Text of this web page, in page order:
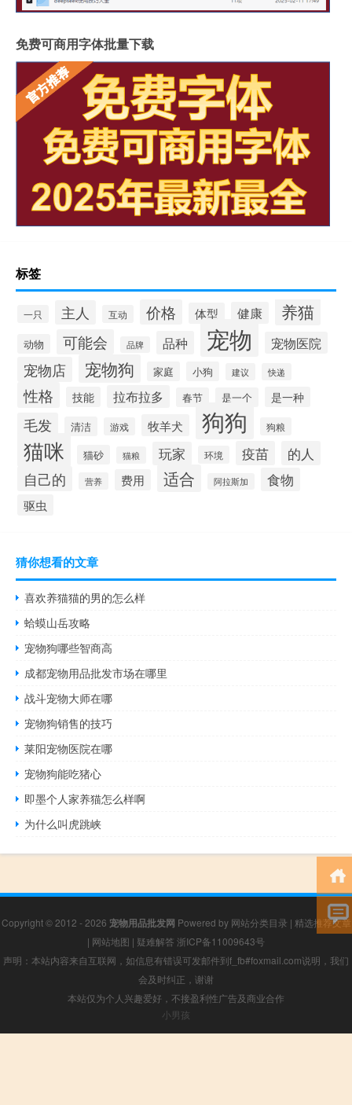
免费可商用字体批量下载
标签
一只 主人 互动 价格 体型 健康 养猫
动物 可能会 品牌 品种 宠物 宠物医院
宠物店 宠物狗 家庭 小狗 建议 快递
性格 技能 拉布拉多 春节 是一个 是一种
毛发 清洁 游戏 牧羊犬 狗狗 狗粮
猫咪 猫砂 猫粮 玩家 环境 疫苗 的人
自己的 营养 费用 适合 阿拉斯加 食物
驱虫
猜你想看的文章
喜欢养猫猫的男的怎么样
蛤蟆山岳攻略
宠物狗哪些智商高
成都宠物用品批发市场在哪里
战斗宠物大师在哪
宠物狗销售的技巧
莱阳宠物医院在哪
宠物狗能吃猪心
即墨个人家养猫怎么样啊
为什么叫虎跳峡
Copyright © 2012 - 2026 宠物用品批发网 Powered by 网站分类目录 | 精选推荐文章
| 网站地图 | 疑难解答 浙ICP备11009643号
声明：本站内容来自互联网，如信息有错误可发邮件到f_fb#foxmail.com说明，我们
会及时纠正，谢谢
本站仅为个人兴趣爱好，不接盈利性广告及商业合作
小男孩